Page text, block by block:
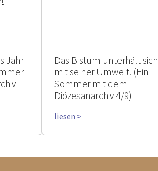
Jahr
Das Bistum unterhält sich
mit seiner Umwelt. (Ein
Sommer mit dem
Diözesanarchiv 4/9)
liesen >